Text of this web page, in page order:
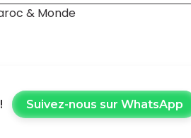
& Monde
Suivez-nous sur WhatsApp